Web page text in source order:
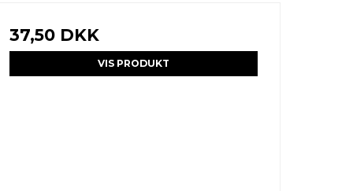
37,50 DKK
VIS PRODUKT